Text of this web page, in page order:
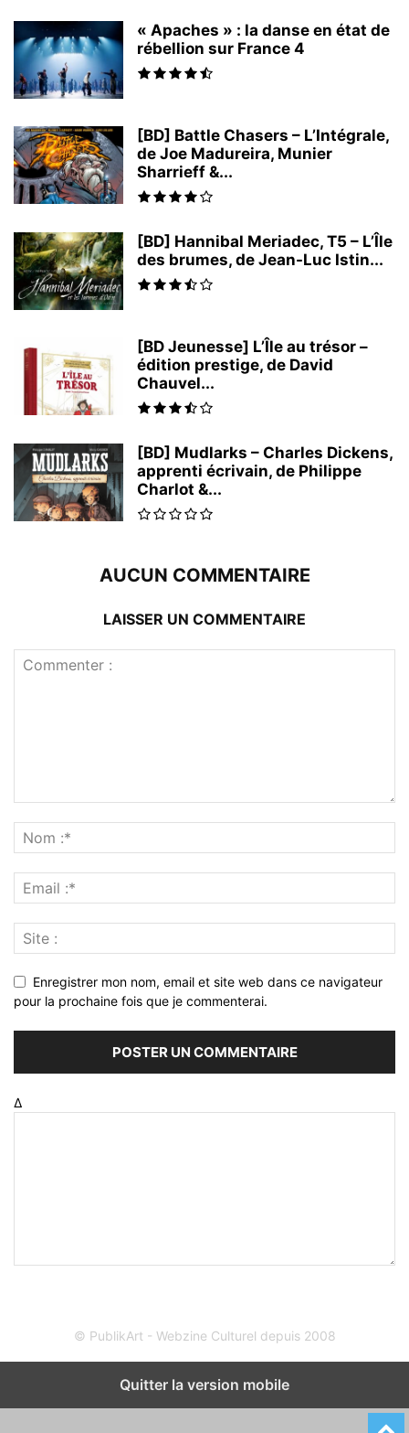
« Apaches » : la danse en état de
rébellion sur France 4
[BD] Battle Chasers – L’Intégrale,
de Joe Madureira, Munier
Sharrieff &...
[BD] Hannibal Meriadec, T5 – L’Île
des brumes, de Jean-Luc Istin...
[BD Jeunesse] L’Île au trésor –
édition prestige, de David
Chauvel...
[BD] Mudlarks – Charles Dickens,
apprenti écrivain, de Philippe
Charlot &...
AUCUN COMMENTAIRE
LAISSER UN COMMENTAIRE
Enregistrer mon nom, email et site web dans ce navigateur
pour la prochaine fois que je commenterai.
Δ
© PublikArt - Webzine Culturel depuis 2008
Quitter la version mobile